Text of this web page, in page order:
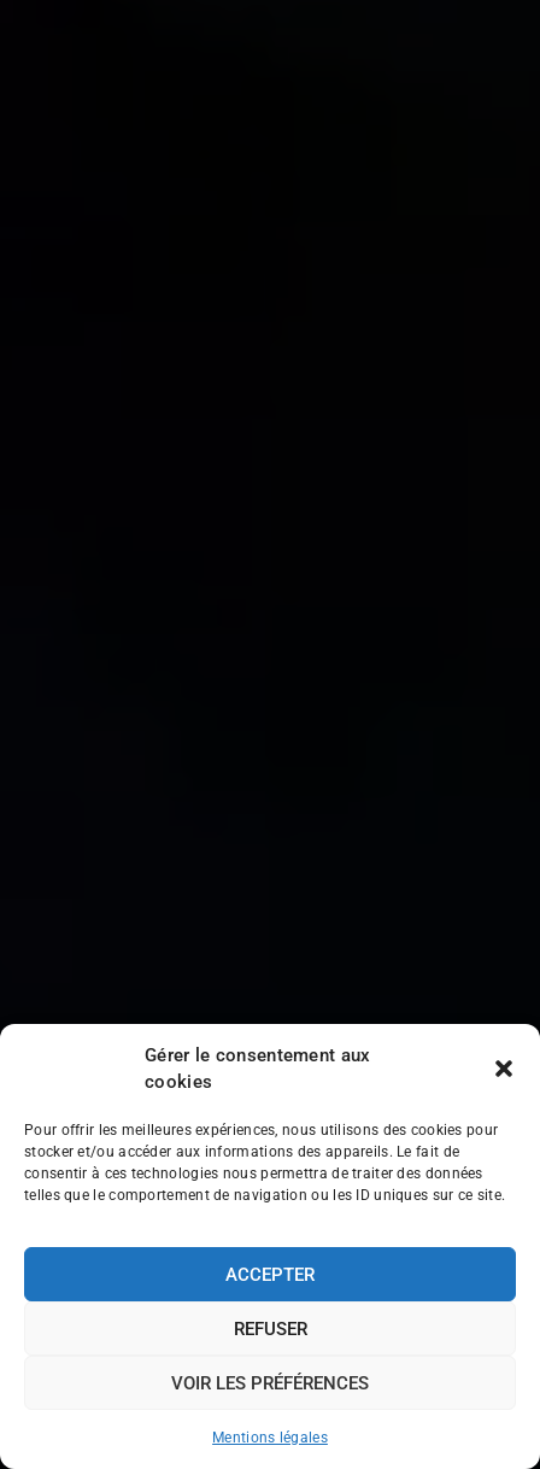
Gérer le consentement aux
cookies
Pour offrir les meilleures expériences, nous utilisons des cookies pour
stocker et/ou accéder aux informations des appareils. Le fait de
consentir à ces technologies nous permettra de traiter des données
telles que le comportement de navigation ou les ID uniques sur ce site.
ACCEPTER
REFUSER
VOIR LES PRÉFÉRENCES
Mentions légales